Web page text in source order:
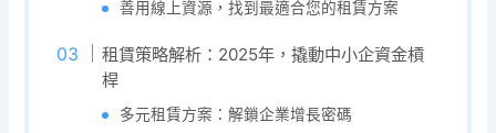
善用線上資源，找到最適合您的租賃方案
租賃策略解析：2025年，撬動中小企資金槓
桿
多元租賃方案：解鎖企業增長密碼